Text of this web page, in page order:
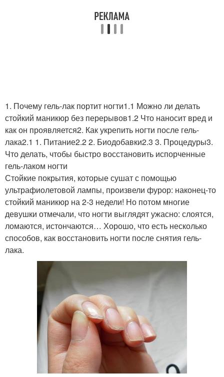
Ванночки в домашних
условиях
Ванночки на основе
Ванночки из отваров
Ванночки с морской
солью
Маски для ногтей Сода для ногтей
Ванночка с содой
Ванночки с содой
1. Почему гель-лак портит ногти1.1 Можно ли делать
стойкий маникюр без перерывов1.2 Что наносит вред и
как он проявляется2. Как укрепить ногти после гель-
лака2.1 1. Питание2.2 2. Биодобавки2.3 3. Процедуры3.
Что делать, чтобы быстро восстановить испорченные
гель-лаком ногти
Стойкие покрытия, которые сушат с помощью
ультрафиолетовой лампы, произвели фурор: наконец-то
стойкий маникюр на 2-3 недели! Но потом многие
девушки отмечали, что ногти выглядят ужасно: слоятся,
ломаются, истончаются… Хорошо, что есть несколько
способов, как восстановить ногти после снятия гель-
лака.